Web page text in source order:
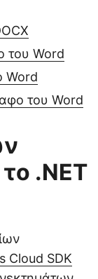
του Word
Word
του Word
.NET
Cloud SDK